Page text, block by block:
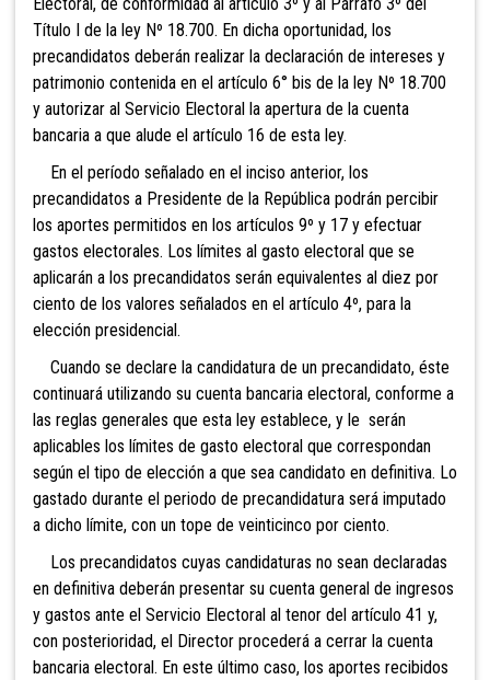
Título I de la ley Nº 18.700. En dicha oportunidad, los
precandidatos deberán realizar la declaración de intereses y
patrimonio contenida en el artículo 6° bis de la ley Nº 18.700
y autorizar al Servicio Electoral la apertura de la cuenta
bancaria a que alude el artículo 16 de esta ley.
En el período señalado en el inciso anterior, los
precandidatos a Presidente de la República podrán percibir
los aportes permitidos en los artículos 9º y 17 y efectuar
gastos electorales. Los límites al gasto electoral que se
aplicarán a los precandidatos serán equivalentes al diez por
ciento de los valores señalados en el artículo 4º, para la
elección presidencial.
Cuando se declare la candidatura de un precandidato, éste
continuará utilizando su cuenta bancaria electoral, conforme a
las reglas generales que esta ley establece, y le serán
aplicables los límites de gasto electoral que correspondan
según el tipo de elección a que sea candidato en definitiva. Lo
gastado durante el periodo de precandidatura será imputado
a dicho límite, con un tope de veinticinco por ciento.
Los precandidatos cuyas candidaturas no sean declaradas
en definitiva deberán presentar su cuenta general de ingresos
y gastos ante el Servicio Electoral al tenor del artículo 41 y,
con posterioridad, el Director procederá a cerrar la cuenta
bancaria electoral. En este último caso, los aportes recibidos